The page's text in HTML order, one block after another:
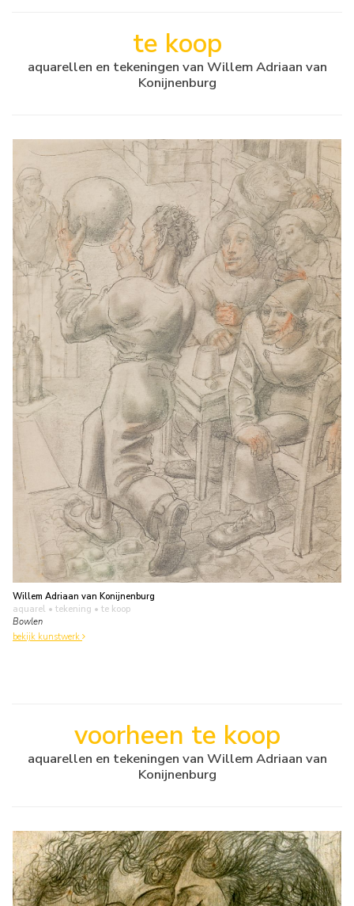
te koop
aquarellen en tekeningen van Willem Adriaan van
Konijnenburg
Willem Adriaan van Konijnenburg
aquarel • tekening • te koop
Bowlen
bekijk kunstwerk
voorheen te koop
aquarellen en tekeningen van Willem Adriaan van
Konijnenburg